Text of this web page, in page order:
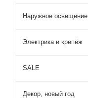
Наружное освещение
Электрика и крепёж
SALE
Декор, новый год